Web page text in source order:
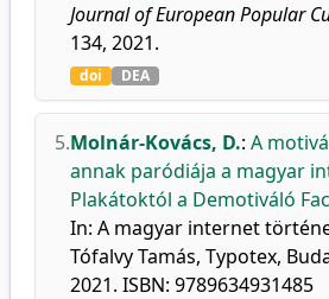
Journal of European Popular
134, 2021.
doi DEA
5.Molnár-Kovács, D.: A
annak paródiája a magyar
Plakátoktól a Demotiváló
In: A magyar internet
Tófalvy Tamás, Typotex,
2021. ISBN: 9789634931485